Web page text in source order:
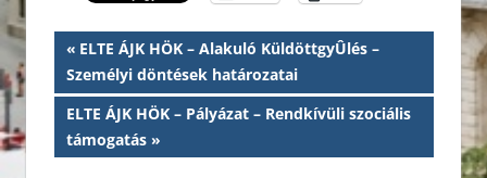
Bejegyzés
navigáció
Previous
Post:
ELTE ÁJK HÖK – Alakuló KüldöttgyÛlés –
Személyi döntések határozatai
Next
Post:
ELTE ÁJK HÖK – Pályázat – Rendkívüli szociális
támogatás